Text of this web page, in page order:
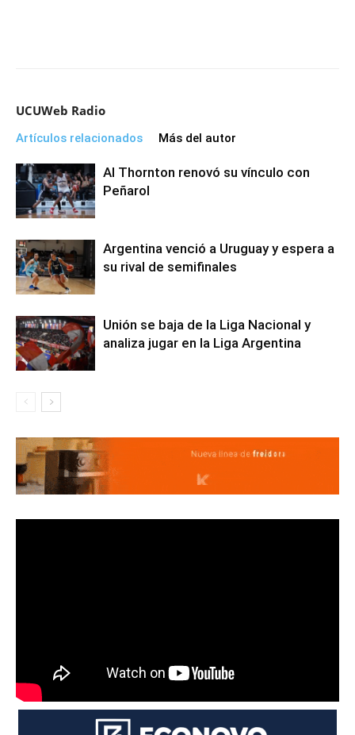
UCUWeb Radio
Artículos relacionados Más del autor
Al Thornton renovó su vínculo con
Peñarol
Argentina venció a Uruguay y espera a
su rival de semifinales
Unión se baja de la Liga Nacional y
analiza jugar en la Liga Argentina